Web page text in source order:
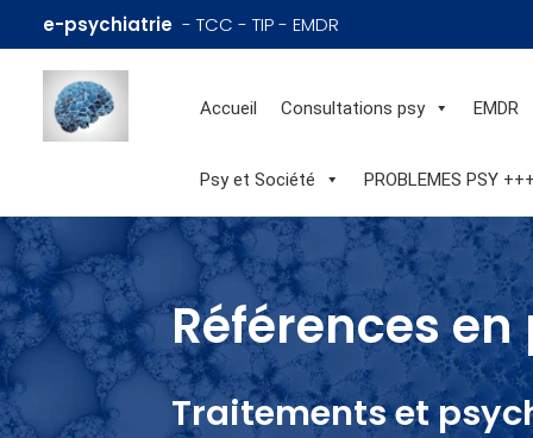
e-psychiatrie - TCC - TIP - EMDR
Accueil Consultations psy EMDR
Psy et Société PROBLEMES PSY
Références
Traitements et